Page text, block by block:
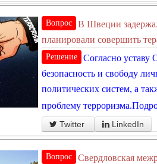
Вопрос
В Швеции
планировали совершить
Решение
Согласно уставу
безопасность и свободу
политических систем, а
проблему
Twitter
LinkedIn
Вопрос
Свердловская